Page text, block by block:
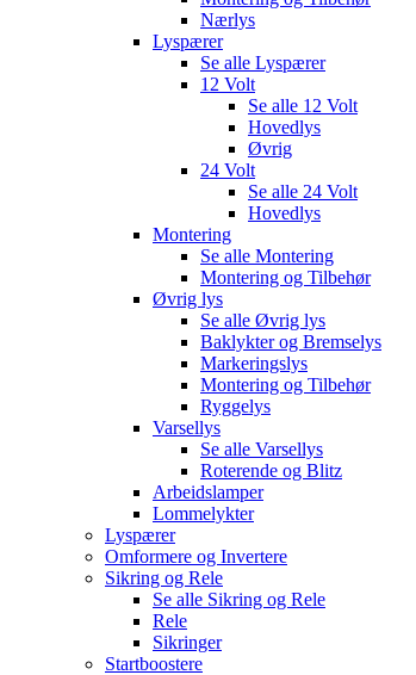
Nærlys
Lyspærer
Se alle Lyspærer
12 Volt
Se alle 12 Volt
Hovedlys
Øvrig
24 Volt
Se alle 24 Volt
Hovedlys
Montering
Se alle Montering
Montering og Tilbehør
Øvrig lys
Se alle Øvrig lys
Baklykter og Bremselys
Markeringslys
Montering og Tilbehør
Ryggelys
Varsellys
Se alle Varsellys
Roterende og Blitz
Arbeidslamper
Lommelykter
Lyspærer
Omformere og Invertere
Sikring og Rele
Se alle Sikring og Rele
Rele
Sikringer
Startboostere